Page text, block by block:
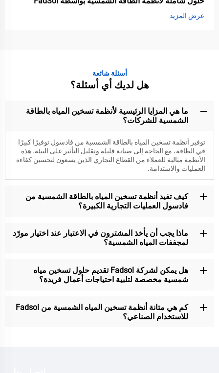
عرض المزيد
أسئلة شائعة
هل لديك أي أسئلة؟
ما هي المزايا الرئيسية لأنظمة تسخين المياه بالطاقة
الشمسية للشركات؟
توفير أنظمة تسخين المياه بالطاقة الشمسية من فادسول توفيرًا كبيرًا
في الطاقة، مع الحاجة إلى صيانة قليلة وتقليل التأثير على البيئة. هذه
الأنظمة مثالية للعملاء من القطاع التجاري الذين يسعون لتحسين كفاءة
العمليات والاستدامة.
كيف تفيد أنظمة تسخين المياه بالطاقة الشمسية من
فادسول العمليات التجارية الكبيرة؟
ماذا يجب أن يأخذ المشترون في الاعتبار عند اختيار مورّد
لمجففات المياه الشمسية؟
هل يمكن لشركة Fadsol تقديم حلول تسخين مياه
شمسية مخصصة لتلبية احتياجات أعمال فريدة؟
كم هي متانة أنظمة تسخين المياه الشمسية من Fadsol
للاستخدام الصناعي؟